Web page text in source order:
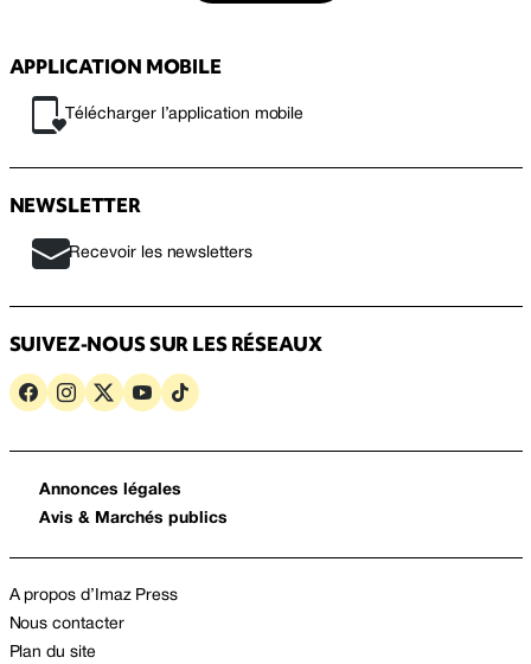
APPLICATION MOBILE
Télécharger l’application mobile
NEWSLETTER
Recevoir les newsletters
SUIVEZ-NOUS SUR LES RÉSEAUX
Annonces légales
Avis & Marchés publics
A propos d’Imaz Press
Nous contacter
Plan du site